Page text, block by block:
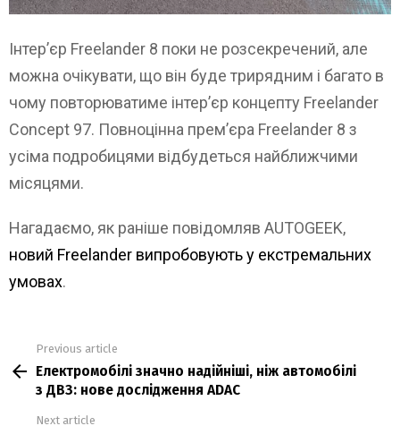
Інтер’єр Freelander 8 поки не розсекречений, але
можна очікувати, що він буде трирядним і багато в
чому повторюватиме інтер’єр концепту Freelander
Concept 97. Повноцінна прем’єра Freelander 8 з
усіма подробицями відбудеться найближчими
місяцями.
Нагадаємо, як раніше повідомляв AUTOGEEK,
новий Freelander випробовують у екстремальних
умовах.
more
Previous article
Електромобілі значно надійніші, ніж автомобілі
з ДВЗ: нове дослідження ADAC
Next article